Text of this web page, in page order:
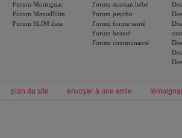
Forum Montignac
Forum MentalSlim
Forum SLIM data
Forum maman bébé
Forum psycho
Forum forme santé
Forum beauté
Forum communauté
plan du site envoyer à une amie